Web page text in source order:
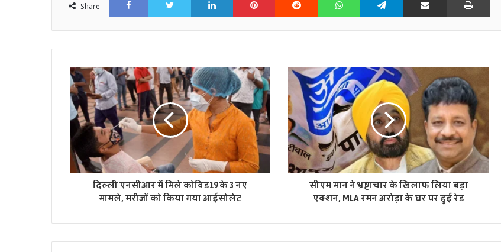
Share
दिल्ली एनसीआर में मिले कोविड19 के 3 नए
मामले, मरीजों को किया गया आईसोलेट
सीएम मान ने भ्रष्टाचार के खिलाफ लिया बड़ा
एक्शन, MLA रमन अरोड़ा के घर पर हुई रेड